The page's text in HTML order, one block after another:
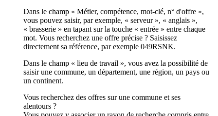
Dans le champ « Métier, compétence, mot-clé, n° d'offre »,
vous pouvez saisir, par exemple, « serveur », « anglais »,
« brasserie » en tapant sur la touche « entrée » entre chaque
mot. Vous recherchez une offre précise ? Saisissez
directement sa référence, par exemple 049RSNK.
Dans le champ « lieu de travail », vous avez la possibilité de
saisir une commune, un département, une région, un pays ou
un continent.
Vous recherchez des offres sur une commune et ses
alentours ?